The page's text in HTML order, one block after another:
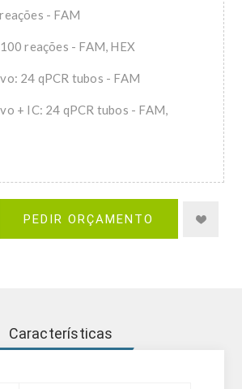
- FAM
reações - FAM, HEX
24 qPCR tubos - FAM
+ IC: 24 qPCR tubos - FAM,
PEDIR ORÇAMENTO
Características